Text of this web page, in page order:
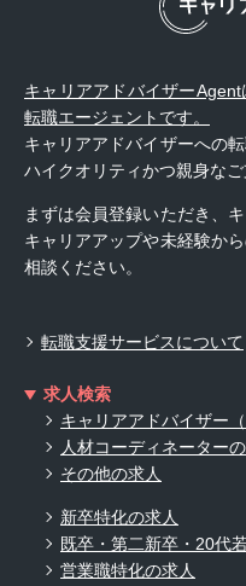
キャリアアドバイザー
転職エージェントです。
キャリアアドバイザーへの
ハイクオリティかつ親身な
まずは会員登録いただき、
キャリアアップや未経験か
相談ください。
転職支援サービスについて
求人検索
キャリアアドバイザー
人材コーディネーター
その他の求人
新卒特化の求人
既卒・第二新卒・20代
営業職特化の求人